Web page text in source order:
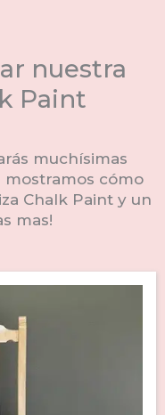
nuestra
Paint
muchísimas
mostramos cómo
Chalk Paint y un
mas!